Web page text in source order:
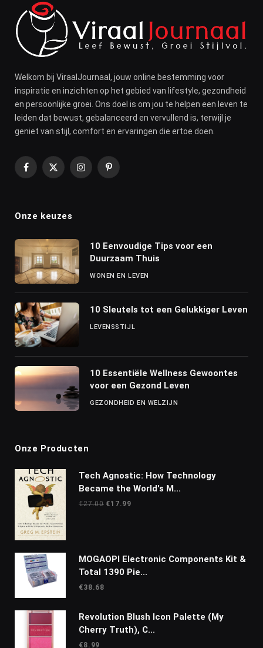
Welkom bij ViraalJournaal, jouw online bestemming voor
inspiratie en inzichten op het gebied van lifestyle, gezondheid
en persoonlijke groei. Ons doel is om jou te helpen een leven te
leiden dat bewust, gebalanceerd en vervullend is, terwijl je
geniet van stijl, comfort en ervaringen die ertoe doen.
Facebook
X
InstagramPinterest
Onze keuzes
10 Eenvoudige Tips voor een
Duurzaam Thuis
WONEN EN LEVEN
10 Sleutels tot een Gelukkiger Leven
LEVENSSTIJL
10 Essentiële Wellness Gewoontes
voor een Gezond Leven
GEZONDHEID EN WELZIJN
Onze Producten
Tech Agnostic: How Technology
Became the World's M...
€27.00 Oorspronkelijke
€17.99
MOGAOPI Electronic Components Kit &
Total 1390 Pie...
€38.68
Revolution Blush Icon Palette (My
Cherry Truth), C...
€8.99